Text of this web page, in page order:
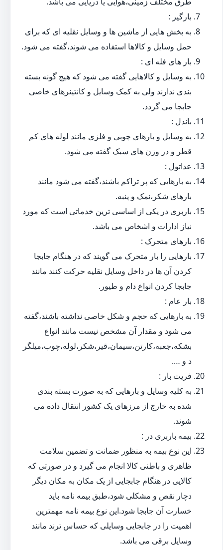
بارگیر :
به بخش هایی از ماشین ها و وسایل نقلیه ای که برای
حمل وسایل و کالاها استفاده می شوند،گفته می شود.
بار های فله ای :
به وسایل و کالاهایی گفته می شود که هیچ گونه بسته
بندی ندارند ولی به کمک وسایل و کانتینرهای خاصی
جابجا می گردد.
باندل :
به وسایل و بارهای چوبی و فلزی مانند لوله های کم
قطر و در وزن های سبک گفته می شود.
عداتول :
به بارهایی که پر تراکم باشند،گفته می شود مانند
بارهای شکر،نمک و پنبه.
باربری در یکی از اساسی ترین خدماتی است که مورد
نیاز ادارات و اشخاص می باشد.
بارهای متحرک :
بارهایی را بار متحرک می گویند که در هنگام جابجا
کردن آن ها در داخل وسایل نقلیه حرکت کنند مانند
جابجا کردن انواع دام و طیور.
بار عام :
به بارهایی که حجم و شکل خاصی نداشته باشند،گفته
می شود و مقدار آن مشخص نیست مانند انواع
بشکه،جعبه،کارتن،سیمان،قیر،شکر،لوله،چوب،میلگر
د و ….
فریت بار :
به کلیه وسایل و بارهایی که به صورت بسته بندی
شده به خارج از مرزهای یک کشور انتقال داده می
شوند.
بیمه باربری در :
این نوع بیمه به منظور ضمانت و تضمین سلامت
ظاهری و باطنی کالا انجام می گیرد و در صورتی که
کالایی در هنگام جابجایی از یک مکان به مکان دیگر
دچار نقص و مشکلی شود،طبق بیمه نامه باید
خسارت آن جابجا شود.این نوع بیمه نامه مهمترین
اهمیت را در جابجایی وسایلی که حساس ترند مانند
وسایل برقی می باشد.